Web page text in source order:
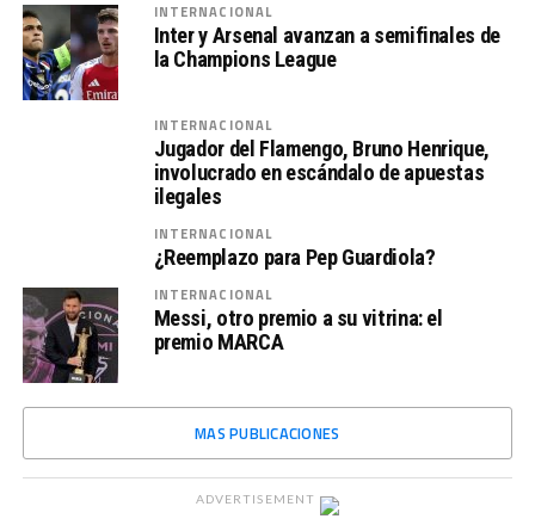
INTERNACIONAL
Inter y Arsenal avanzan a semifinales de
la Champions League
INTERNACIONAL
Jugador del Flamengo, Bruno Henrique,
involucrado en escándalo de apuestas
ilegales
INTERNACIONAL
¿Reemplazo para Pep Guardiola?
INTERNACIONAL
Messi, otro premio a su vitrina: el
premio MARCA
MAS PUBLICACIONES
ADVERTISEMENT